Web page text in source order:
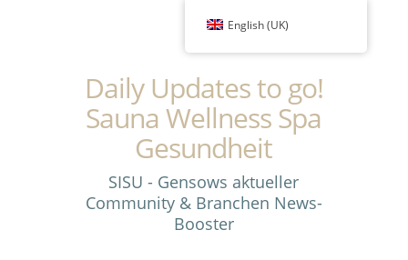
Daily Updates to go!
Sauna Wellness Spa
Gesundheit
SISU - Gensows aktueller
Community & Branchen News-
Booster
English (UK)